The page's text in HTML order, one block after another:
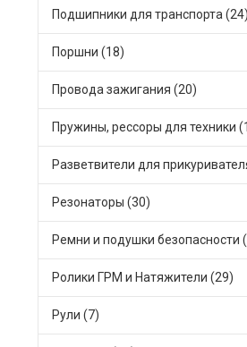
Подшипники для транспорта (24)
Поршни (18)
Провода зажигания (20)
Пружины, рессоры для техники
Разветвители для
Резонаторы (30)
Ремни и подушки безопасности
Ролики ГРМ и Натяжители (29)
Рули (7)